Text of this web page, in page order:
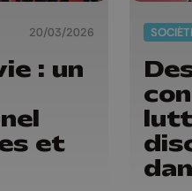
20/03/2026
: un
et